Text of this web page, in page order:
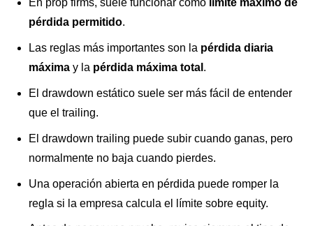
En prop firms, suele funcionar como límite máximo de
pérdida permitido.
Las reglas más importantes son la pérdida diaria
máximay la pérdida máxima total .
El drawdown estático suele ser más fácil de entender
que el trailing.
El drawdown trailing puede subir cuando ganas, pero
normalmente no baja cuando pierdes.
Una operación abierta en pérdida puede romper la
regla si la empresa calcula el límite sobre equity.